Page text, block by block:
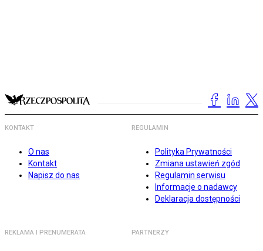
KONTAKT
O nas
Kontakt
Napisz do nas
REGULAMIN
Polityka Prywatności
Zmiana ustawień zgód
Regulamin serwisu
Informacje o nadawcy
Deklaracja dostępności
REKLAMA I PRENUMERATA PARTNERZY